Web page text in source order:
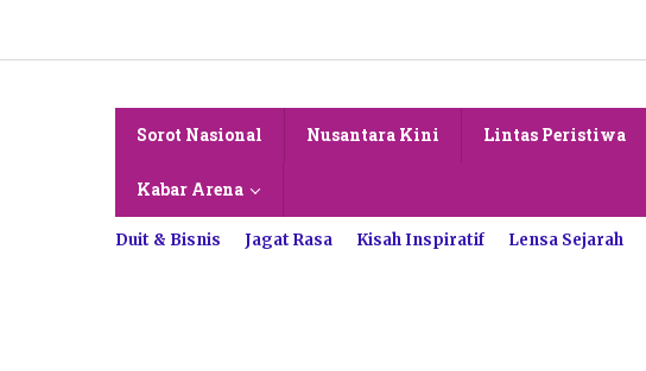
konten
Sorot Nasional Nusantara Kini Lintas Peristiwa
Kabar Arena
Duit & Bisnis Jagat Rasa Kisah Inspiratif Lensa Sejarah